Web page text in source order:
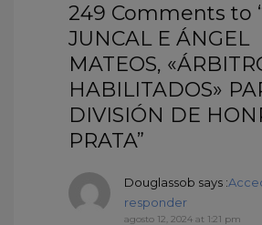
249 Comments to
JUNCAL E ÁNGEL
MATEOS,
HABILITADOS»
DIVISIÓN DE
PRATA”
Douglassob says :
responder
agosto 12, 2024 at 1:21 pm